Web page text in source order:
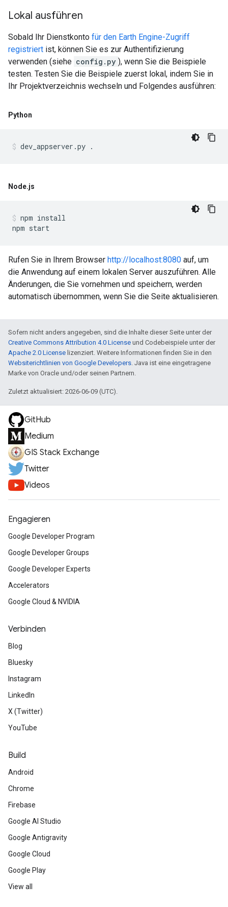
Lokal ausführen
Sobald Ihr Dienstkonto für den Earth Engine-Zugriff
registriert ist, können Sie es zur Authentifizierung
verwenden (siehe config.py ), wenn Sie die Beispiele
testen. Testen Sie die Beispiele zuerst lokal, indem Sie in
Ihr Projektverzeichnis wechseln und Folgendes ausführen:
Python
Node.js
npm install
Rufen Sie in Ihrem Browser http://localhost:8080 auf, um
die Anwendung auf einem lokalen Server auszuführen. Alle
Änderungen, die Sie vornehmen und speichern, werden
automatisch übernommen, wenn Sie die Seite aktualisieren.
Sofern nicht anders angegeben, sind die Inhalte dieser Seite unter der
Creative Commons Attribution 4.0 License und Codebeispiele unter der
Apache 2.0 License lizenziert. Weitere Informationen finden Sie in den
Websiterichtlinien von Google Developers. Java ist eine eingetragene
Marke von Oracle und/oder seinen Partnern.
Zuletzt aktualisiert: 2026-06-09 (UTC).
GitHub
Medium
GIS Stack Exchange
Twitter
Videos
Engagieren
Google Developer Program
Google Developer Groups
Google Developer Experts
Accelerators
Google Cloud & NVIDIA
Verbinden
Blog
Bluesky
Instagram
LinkedIn
X (Twitter)
YouTube
Build
Android
Chrome
Firebase
Google AI Studio
Google Antigravity
Google Cloud
Google Play
View all